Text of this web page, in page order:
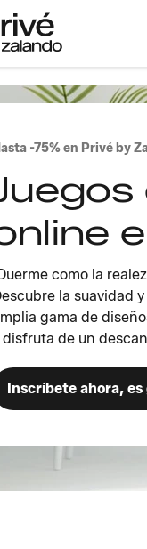
-75% en Privé by
como la
la suavidad
gama de
disfruta de un
Inscríbete ahora,